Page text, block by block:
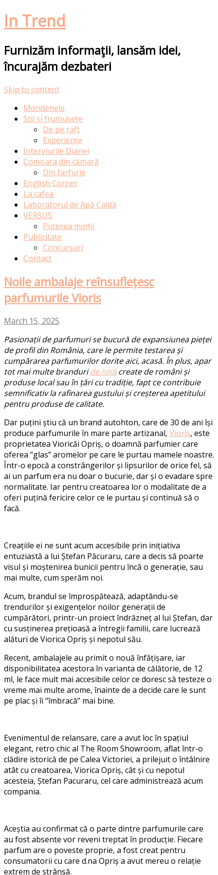
In Trend
Furnizăm informaţii, lansăm idei,
încurajăm dezbateri
Skip to content
Mondènele
Stil şi frumuseţe
De pe raft
Experiențe
Interviurile Dianei
Comoara din cămară
Din farfurie
English Corner
La cafea
Laboratorul de Apă Caldă
VERSUS
Puterea minții
Publicitate
Concursuri
Contact
Noile ambalaje reînsuflețesc
parfumurile Vioris
March 15, 2025
Pasionații de parfumuri se bucură de expansiunea pieței
de profil din România, care le permite testarea și
cumpărarea parfumurilor dorite aici, acasă. În plus, apar
tot mai multe branduride nișăcreate de români și
produse local sau în țări cu tradiție, fapt ce contribuie
semnificativ la rafinarea gustului și creșterea apetitului
pentru produse de calitate.
Dar puțini știu că un brand autohton, care de 30 de ani își
produce parfumurile în mare parte artizanal, Vioris, este
proprietatea Vioricăi Opriș, o doamnă parfumier care
oferea “glas” aromelor pe care le purtau mamele noastre.
Într-o epocă a constrângerilor și lipsurilor de orice fel, să
ai un parfum era nu doar o bucurie, dar și o evadare spre
normalitate. Iar pentru creatoarea lor o modalitate de a
oferi puțină fericire celor ce le purtau și continuă să o
facă.
Creațiile ei ne sunt acum accesibile prin inițiativa
entuziastă a lui Ștefan Păcuraru, care a decis să poarte
visul și moștenirea bunicii pentru încă o generație, sau
mai multe, cum sperăm noi.
Acum, brandul se împrospătează, adaptându-se
trendurilor și exigențelor noilor generații de
cumpărători, printr-un proiect îndrăzneț al lui Ștefan, dar
cu susținerea prețioasă a întregii familii, care lucrează
alături de Viorica Opriș și nepotul său.
Recent, ambalajele au primit o nouă înfățișare, iar
disponibilitatea acestora în varianta de călătorie, de 12
ml, le face mult mai accesibile celor ce doresc să testeze o
vreme mai multe arome, înainte de a decide care le sunt
pe plac și îi “îmbracă” mai bine.
Evenimentul de relansare, care a avut loc în spațiul
elegant, retro chic al The Room Showroom, aflat într-o
clădire istorică de pe Calea Victoriei, a prilejuit o întâlnire
atât cu creatoarea, Viorica Opriș, cât și cu nepotul
acesteia, Ștefan Pacuraru, cel care administrează acum
compania.
Aceștia au confirmat că o parte dintre parfumurile care
au fost absente vor reveni treptat în producție. Fiecare
parfum are o poveste proprie, a fost creat pentru
consumatorii cu care d.na Opriș a avut mereu o relație
extrem de strânsă.